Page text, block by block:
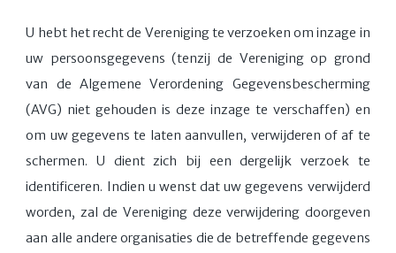
U hebt het recht de Vereniging te verzoeken om inzage in
uw persoonsgegevens (tenzij de Vereniging op grond
van de Algemene Verordening Gegevensbescherming
(AVG) niet gehouden is deze inzage te verschaffen) en
om uw gegevens te laten aanvullen, verwijderen of af te
schermen. U dient zich bij een dergelijk verzoek te
identificeren. Indien u wenst dat uw gegevens verwijderd
worden, zal de Vereniging deze verwijdering doorgeven
aan alle andere organisaties die de betreffende gegevens